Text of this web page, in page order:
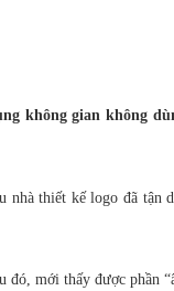
không gian không
thiết kế logo đã tận
mới thấy được phần